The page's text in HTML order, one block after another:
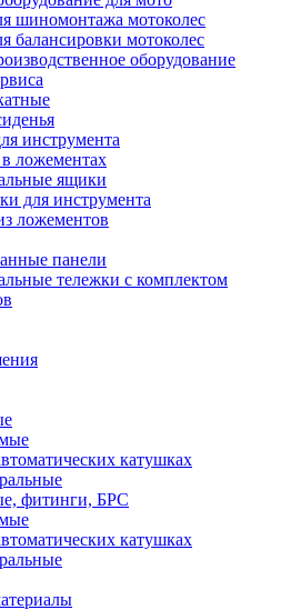
шиномонтажа мотоколес
балансировки мотоколес
оборудование
инструмента
ложементах
ящики
для инструмента
ложементов
панели
тележки с комплектом
катушках
фитинги, БРС
катушках